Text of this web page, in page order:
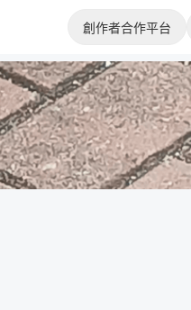
創作者合作平台